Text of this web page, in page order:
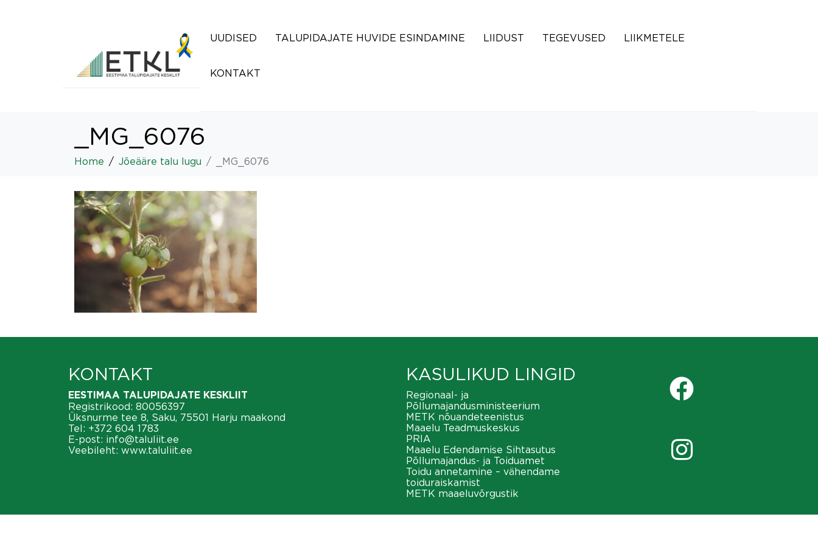
UUDISED TALUPIDAJATE HUVIDE ESINDAMINE LIIDUST TEGEVUSED LIIKMETELE
KONTAKT
_MG_6076
Home Jõeääre talu lugu _MG_6076
KONTAKT
EESTIMAA TALUPIDAJATE KESKLIIT
Registrikood: 80056397
Üksnurme tee 8, Saku, 75501 Harju maakond
Tel: +372 604 1783
E-post: info@taluliit.ee
Veebileht: www.taluliit.ee
KASULIKUD LINGID
Regionaal- ja
Põllumajandusministeerium
METK nõuandeteenistus
Maaelu Teadmuskeskus
PRIA
Maaelu Edendamise Sihtasutus
Põllumajandus- ja Toiduamet
Toidu annetamine – vähendame
toiduraiskamist
METK maaeluvõrgustik